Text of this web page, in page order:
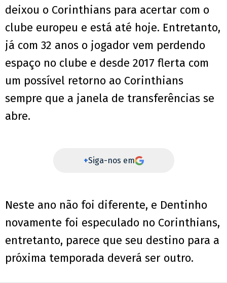
deixou o Corinthians para acertar com o
clube europeu e está até hoje. Entretanto,
já com 32 anos o jogador vem perdendo
espaço no clube e desde 2017 flerta com
um possível retorno ao Corinthians
sempre que a janela de transferências se
abre.
+Siga-nos em
Neste ano não foi diferente, e Dentinho
novamente foi especulado no Corinthians,
entretanto, parece que seu destino para a
próxima temporada deverá ser outro.